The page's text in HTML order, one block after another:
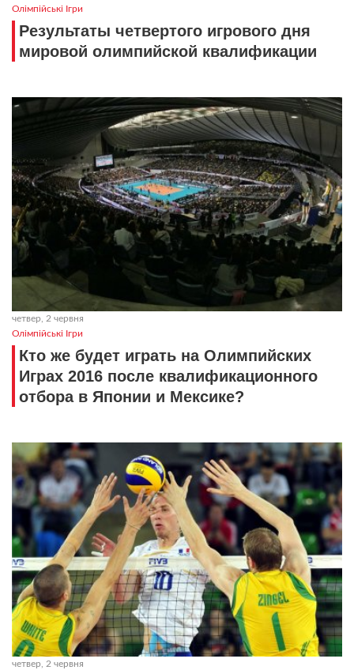
Олімпійські Ігри
Результаты четвертого игрового дня
мировой олимпийской квалификации
четвер, 2 червня
Олімпійські Ігри
Кто же будет играть на Олимпийских
Играх 2016 после квалификационного
отбора в Японии и Мексике?
четвер, 2 червня